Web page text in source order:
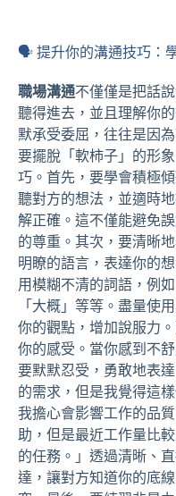
🗣️ 提升你的溝通技巧：
職場溝通不僅僅是把話
聽得進去，並且理解你
默承受委屈，往往是因
要擺脫「軟柿子」的形
巧。首先，要學會積極
聽對方的想法，並適時
解正確。這不僅能避免
的尊重。其次，要清晰
明瞭的語言，表達你的
用模糊不清的詞語，例
「大概」等等。盡量使
你的觀點，增加說服力
你的感受。當你感到不
要默默忍受，勇敢地表
的需求，但是我覺得這
我擔心會影響工作的品
助，但是最近工作量比
的任務。」透過清晰、
達，讓對方知道你的底